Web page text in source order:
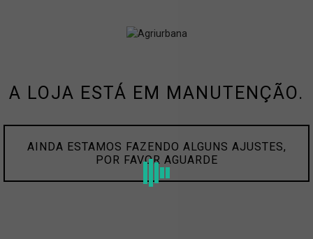
A LOJA ESTÁ EM MANUTENÇÃO.
AINDA ESTAMOS FAZENDO ALGUNS AJUSTES,
POR FAVOR AGUARDE